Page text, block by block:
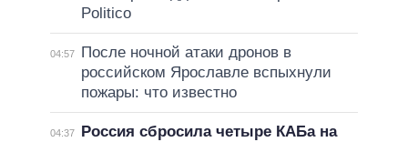
Politico
04:57
После ночной атаки дронов в
российском Ярославле вспыхнули
пожары: что известно
04:37
Россия сбросила четыре КАБа на